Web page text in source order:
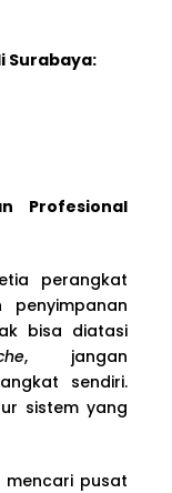
Surabaya:
Profesional
perangkat
bisa diatasi
, jangan
sendiri.
sistem yang
mencari pusat